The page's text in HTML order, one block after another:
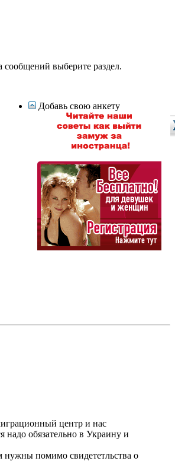
сообщений выберите раздел.
центр и нас
обязательно в Украину и
нужны помимо свидететльства о
Добавь свою анкету